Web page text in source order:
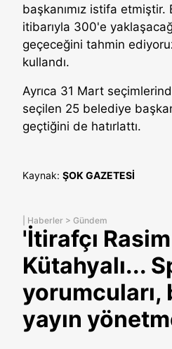
başkanımız istifa etmiştir.
itibarıyla 300'e
geçeceğini tahmin
kullandı.
Ayrıca 31 Mart
seçilen 25 belediye
geçtiğini de hatırlattı.
Kaynak: ŞOK GAZETESİ
Haberler > Gündem
'İtirafçı
Kütahyalı...
yorumcuları,
yayın